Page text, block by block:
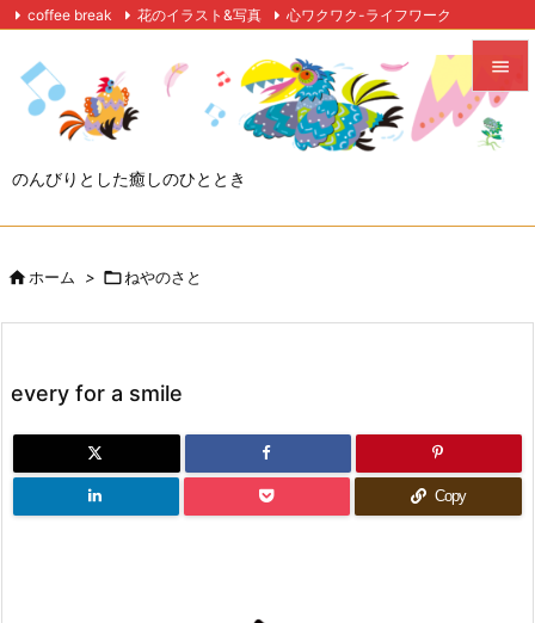
のんびりとした癒しのひととき


メニュ
次へ
coffee break 花のイラスト&写真
心ワクワク-ライフワーク
ホーム > ねやのさと
every for a smile
Copy